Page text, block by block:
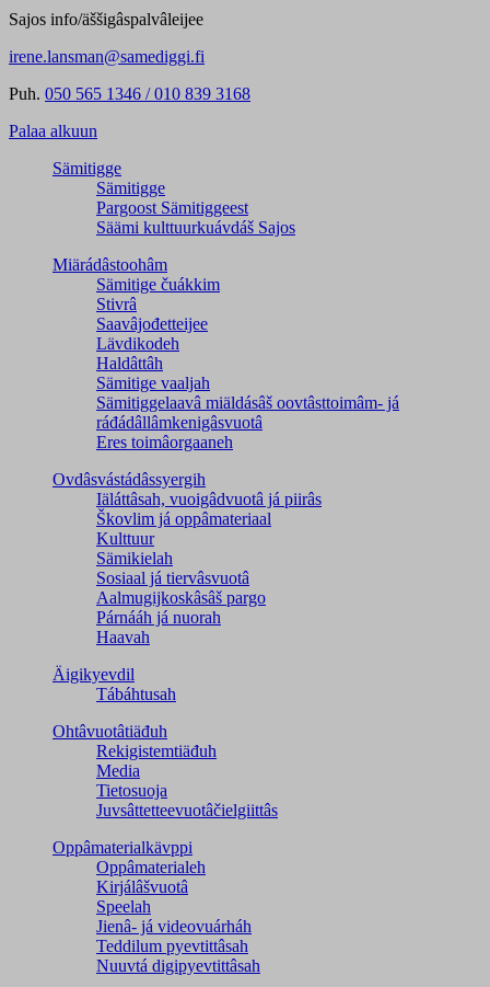
Sajos info/äššigâspalvâleijee
irene.lansman@samediggi.fi
Puh. 050 565 1346 / 010 839 3168
Palaa alkuun
Sämitigge
Sämitigge
Pargoost Sämitiggeest
Säämi kulttuurkuávdáš Sajos
Miärádâstoohâm
Sämitige čuákkim
Stivrâ
Saavâjođetteijee
Lävdikodeh
Haldâttâh
Sämitige vaaljah
Sämitiggelaavâ miäldásâš oovtâsttoimâm- já
ráđádâllâmkenigâsvuotâ
Eres toimâorgaaneh
Ovdâsvástádâssyergih
Iäláttâsah, vuoigâdvuotâ já piirâs
Škovlim já oppâmateriaal
Kulttuur
Sämikielah
Sosiaal já tiervâsvuotâ
Aalmugijkoskâsâš pargo
Párnááh já nuorah
Haavah
Äigikyevdil
Tábáhtusah
Ohtâvuotâtiäđuh
Rekigistemtiäđuh
Media
Tietosuoja
Juvsâttetteevuotâčielgiittâs
Oppâmaterialkävppi
Oppâmaterialeh
Kirjálâšvuotâ
Speelah
Jienâ- já videovuárháh
Teddilum pyevtittâsah
Nuuvtá digipyevtittâsah